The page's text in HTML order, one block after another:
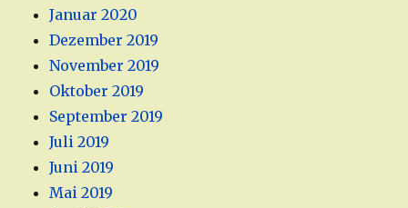
Januar 2020
Dezember 2019
November 2019
Oktober 2019
September 2019
Juli 2019
Juni 2019
Mai 2019